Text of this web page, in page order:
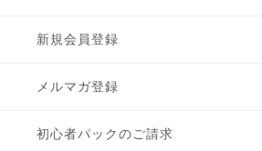
新規会員登録
メルマガ登録
初心者パックのご請求